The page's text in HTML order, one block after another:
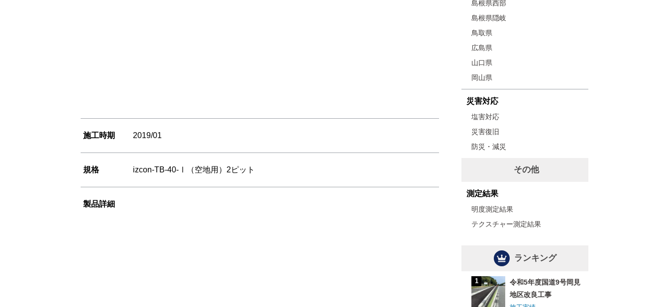
施工時期 2019/01
規格 izcon-TB-40-Ⅰ（空地用）2ピット
製品詳細
島根県西部
島根県隠岐
鳥取県
広島県
山口県
岡山県
災害対応
塩害対応
災害復旧
防災・減災
その他
測定結果
明度測定結果
テクスチャー測定結果
ランキング
令和5年度国道9号岡見
地区改良工事